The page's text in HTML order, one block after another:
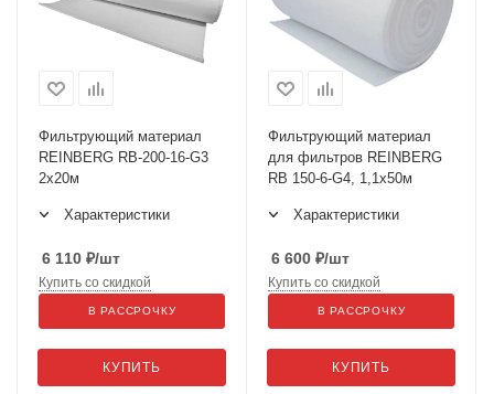
Фильтрующий материал
REINBERG RB-200-16-G3
2x20м
Характеристики
6 110 ₽/шт
КУПИТЬ
Купить со скидкой
В РАССРОЧКУ
Фильтрующий материал
для фильтров REINBERG
RB 150-6-G4, 1,1х50м
Характеристики
6 600 ₽/шт
КУПИТЬ
Купить со скидкой
В РАССРОЧКУ